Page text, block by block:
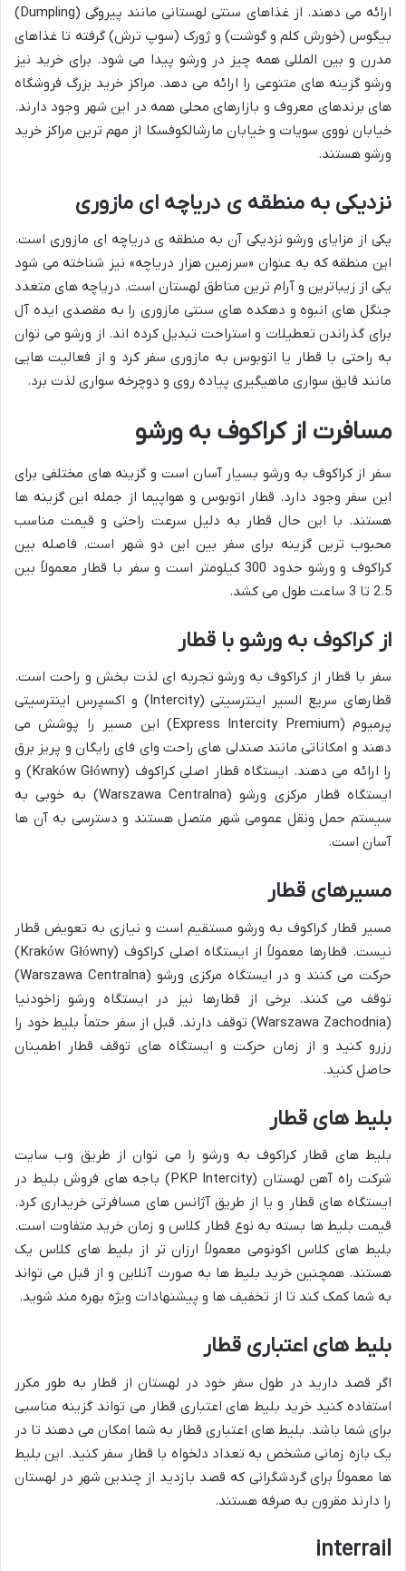
ارائه می دهند. از غذاهای سنتی لهستانی مانند پیروگی (Dumpling)
بیگوس (خورش کلم و گوشت) و ژورک (سوپ ترش) گرفته تا غذاهای
مدرن و بین المللی همه چیز در ورشو پیدا می شود. برای خرید نیز
ورشو گزینه های متنوعی را ارائه می دهد. مراکز خرید بزرگ فروشگاه
های برندهای معروف و بازارهای محلی همه در این شهر وجود دارند.
خیابان نووی سویات و خیابان مارشالکوفسکا از مهم ترین مراکز خرید
ورشو هستند.
نزدیکی به منطقه ی دریاچه ای مازوری
یکی از مزایای ورشو نزدیکی آن به منطقه ی دریاچه ای مازوری است.
این منطقه که به عنوان «سرزمین هزار دریاچه» نیز شناخته می شود
یکی از زیباترین و آرام ترین مناطق لهستان است. دریاچه های متعدد
جنگل های انبوه و دهکده های سنتی مازوری را به مقصدی ایده آل
برای گذراندن تعطیلات و استراحت تبدیل کرده اند. از ورشو می توان
به راحتی با قطار یا اتوبوس به مازوری سفر کرد و از فعالیت هایی
مانند قایق سواری ماهیگیری پیاده روی و دوچرخه سواری لذت برد.
مسافرت از کراکوف به ورشو
سفر از کراکوف به ورشو بسیار آسان است و گزینه های مختلفی برای
این سفر وجود دارد. قطار اتوبوس و هواپیما از جمله این گزینه ها
هستند. با این حال قطار به دلیل سرعت راحتی و قیمت مناسب
محبوب ترین گزینه برای سفر بین این دو شهر است. فاصله بین
کراکوف و ورشو حدود 300 کیلومتر است و سفر با قطار معمولاً بین
2.5 تا 3 ساعت طول می کشد.
از کراکوف به ورشو با قطار
سفر با قطار از کراکوف به ورشو تجربه ای لذت بخش و راحت است.
قطارهای سریع السیر اینترسیتی (Intercity) و اکسپرس اینترسیتی
پرمیوم (Express Intercity Premium) این مسیر را پوشش می
دهند و امکاناتی مانند صندلی های راحت وای فای رایگان و پریز برق
را ارائه می دهند. ایستگاه قطار اصلی کراکوف (Kraków Główny) و
ایستگاه قطار مرکزی ورشو (Warszawa Centralna) به خوبی به
سیستم حمل ونقل عمومی شهر متصل هستند و دسترسی به آن ها
آسان است.
مسیرهای قطار
مسیر قطار کراکوف به ورشو مستقیم است و نیازی به تعویض قطار
نیست. قطارها معمولاً از ایستگاه اصلی کراکوف (Kraków Główny)
حرکت می کنند و در ایستگاه مرکزی ورشو (Warszawa Centralna)
توقف می کنند. برخی از قطارها نیز در ایستگاه ورشو زاخودنیا
(Warszawa Zachodnia) توقف دارند. قبل از سفر حتماً بلیط خود را
رزرو کنید و از زمان حرکت و ایستگاه های توقف قطار اطمینان
حاصل کنید.
بلیط های قطار
بلیط های قطار کراکوف به ورشو را می توان از طریق وب سایت
شرکت راه آهن لهستان (PKP Intercity) باجه های فروش بلیط در
ایستگاه های قطار و یا از طریق آژانس های مسافرتی خریداری کرد.
قیمت بلیط ها بسته به نوع قطار کلاس و زمان خرید متفاوت است.
بلیط های کلاس اکونومی معمولاً ارزان تر از بلیط های کلاس یک
هستند. همچنین خرید بلیط ها به صورت آنلاین و از قبل می تواند
به شما کمک کند تا از تخفیف ها و پیشنهادات ویژه بهره مند شوید.
بلیط های اعتباری قطار
اگر قصد دارید در طول سفر خود در لهستان از قطار به طور مکرر
استفاده کنید خرید بلیط های اعتباری قطار می تواند گزینه مناسبی
برای شما باشد. بلیط های اعتباری قطار به شما امکان می دهند تا در
یک بازه زمانی مشخص به تعداد دلخواه با قطار سفر کنید. این بلیط
ها معمولاً برای گردشگرانی که قصد بازدید از چندین شهر در لهستان
را دارند مقرون به صرفه هستند.
interrail